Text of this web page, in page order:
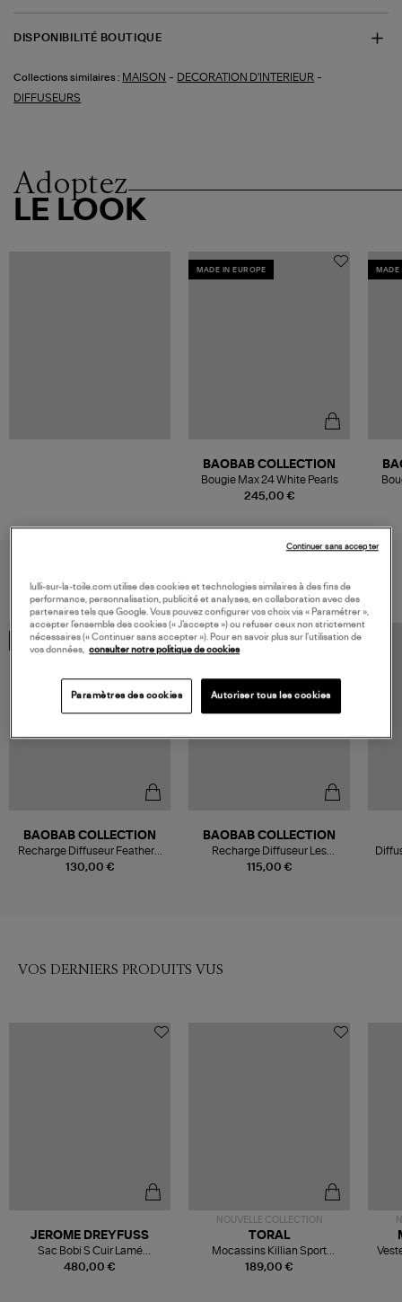
DISPONIBILITÉ BOUTIQUE
Collections similaires : MAISON - DECORATION D'INTERIEUR -
DIFFUSEURS
Adoptez
LE LOOK
MADE IN EUROPE
245,00 €
BAOBAB COLLECTION
Bougie Max 24 White Pearls
MADE
MADE IN FRANCE
130,00 €
BAOBAB COLLECTION
Recharge Diffuseur Feathers,
1L
MADE IN FRANCE
115,00 €
BAOBAB COLLECTION
Recharge Diffuseur Les
Exclusives Platinum, 1L
VOS DERNIERS PRODUITS VUS
480,00 €
JEROME DREYFUSS
Sac Bobi S Cuir Lamé
Champagne
NOUVELLE COLLECTION
189,00 €
TORAL
Mocassins Killian Sport
Mousse
lulli-sur-la-toile.com utilise des cookies et technologies similaires à des fins de
performance, personnalisation, publicité et analyses, en collaboration avec des
partenaires tels que Google. Vous pouvez configurer vos choix via « Paramétrer »,
accepter l’ensemble des cookies (« J’accepte ») ou refuser ceux non strictement
nécessaires (« Continuer sans accepter »). Pour en savoir plus sur l’utilisation de
vos données,
consulter notre politique de cookies
Paramètres des cookies Autoriser tous les cookies
Continuer sans accepter